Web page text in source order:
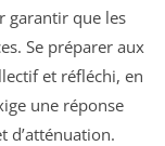
garantir que les
Se préparer aux
et réfléchi, en
une réponse
d’atténuation.